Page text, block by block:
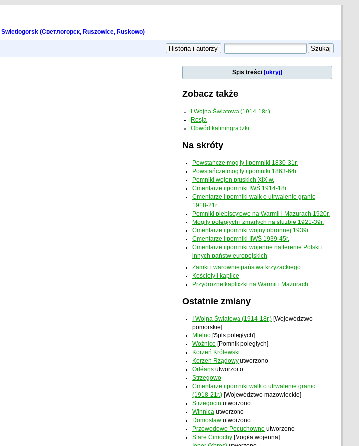
Swietłogorsk (Светлогорск, Ruszowice, Ruskowo)
Spis treści [ukryj]
Zobacz także
I Wojna Światowa (1914-18r.)
Rosja
Obwód kaliningradzki
Na skróty
Powstańcze mogiły i pomniki 1830-31r.
Powstańcze mogiły i pomniki 1863-64r.
Pomniki wojen pruskich XIX w.
Cmentarze i pomniki IWŚ 1914-18r.
Cmentarze i pomniki walk o utrwalenie granic
1918-21r.
Pomniki plebiscytowe na Warmii i Mazurach 1920r.
Mogiły poległych i zmarłych na służbie 1921-39r.
Cmentarze i pomniki wojny obronnej 1939r.
Cmentarze i pomniki IIWŚ 1939-45r.
Cmentarze i pomniki wojenne na terenie Polski i
innych państw europejskich
Zamki i warownie państwa krzyżackiego
Kościoły i kaplice
Przydrożne kapliczki na Warmii i Mazurach
Ostatnie zmiany
I Wojna Światowa (1914-18r.) [Województwo
pomorskie]
Mielno [Spis poległych]
Woźnice [Pomnik poległych]
Korzeń Królewski
Korzeń Rządowy utworzono
Orléans utworzono
Strzegowo
Cmentarze i pomniki walk o utrwalenie granic
(1918-21r.) [Województwo mazowieckie]
Strzegocin utworzono
Winnica utworzono
Domosław utworzono
Przewodowo Poduchowne utworzono
Stare Cimochy [Mogiła wojenna]